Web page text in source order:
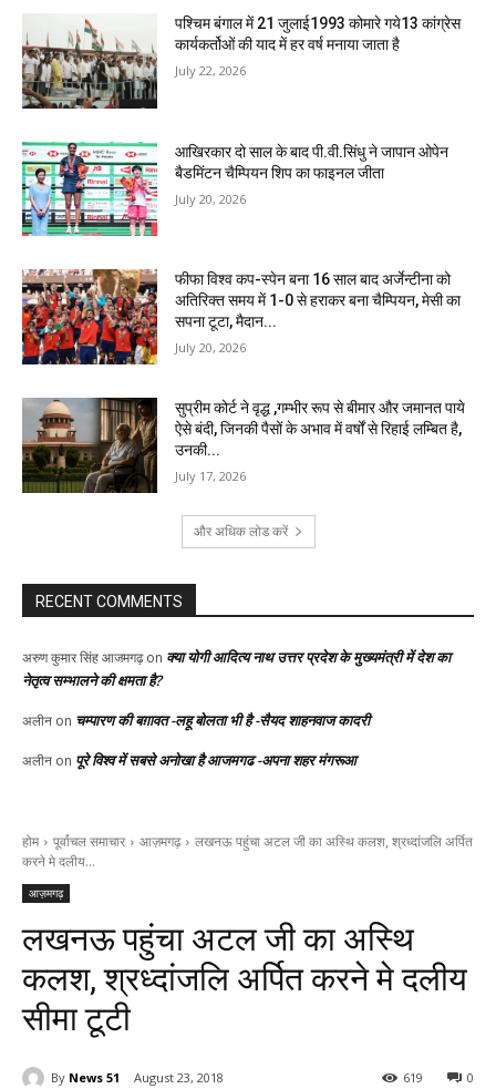
पश्चिम बंगाल में 21 जुलाई1993 कोमारे गये13 कांग्रेस
कार्यकर्तोओं की याद में हर वर्ष मनाया जाता है
July 22, 2026
आखिरकार दो साल के बाद पी.वी.सिंधु ने जापान ओपेन
बैडमिंटन चैम्पियन शिप का फाइनल जीता
July 20, 2026
फीफा विश्व कप-स्पेन बना 16 साल बाद अर्जेन्टीना को
अतिरिक्त समय में 1-0 से हराकर बना चैम्पियन, मेसी का
सपना टूटा, मैदान...
July 20, 2026
सुप्रीम कोर्ट ने वृद्ध ,गम्भीर रूप से बीमार और जमानत पाये
ऐसे बंदी, जिनकी पैसों के अभाव में वर्षों से रिहाई लम्बित है,
उनकी...
July 17, 2026
और अधिक लोड करें
RECENT COMMENTS
अरुण कुमार सिंह आजमगढ़on क्या योगी आदित्य नाथ उत्तर प्रदेश के मुख्यमंत्री में देश का
नेतृत्व सम्भालने की क्षमता है?
अलीन on चम्पारण की बग़ावत -लहू बोलता भी है -सैयद शाहनवाज कादरी
अलीन on पूरे विश्व में सबसे अनोखा है आजमगढ -अपना शहर मंगरूआ